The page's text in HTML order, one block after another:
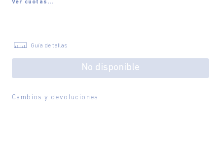
Ver cuotas...
Guía de tallas
No disponible
Cambios y devoluciones